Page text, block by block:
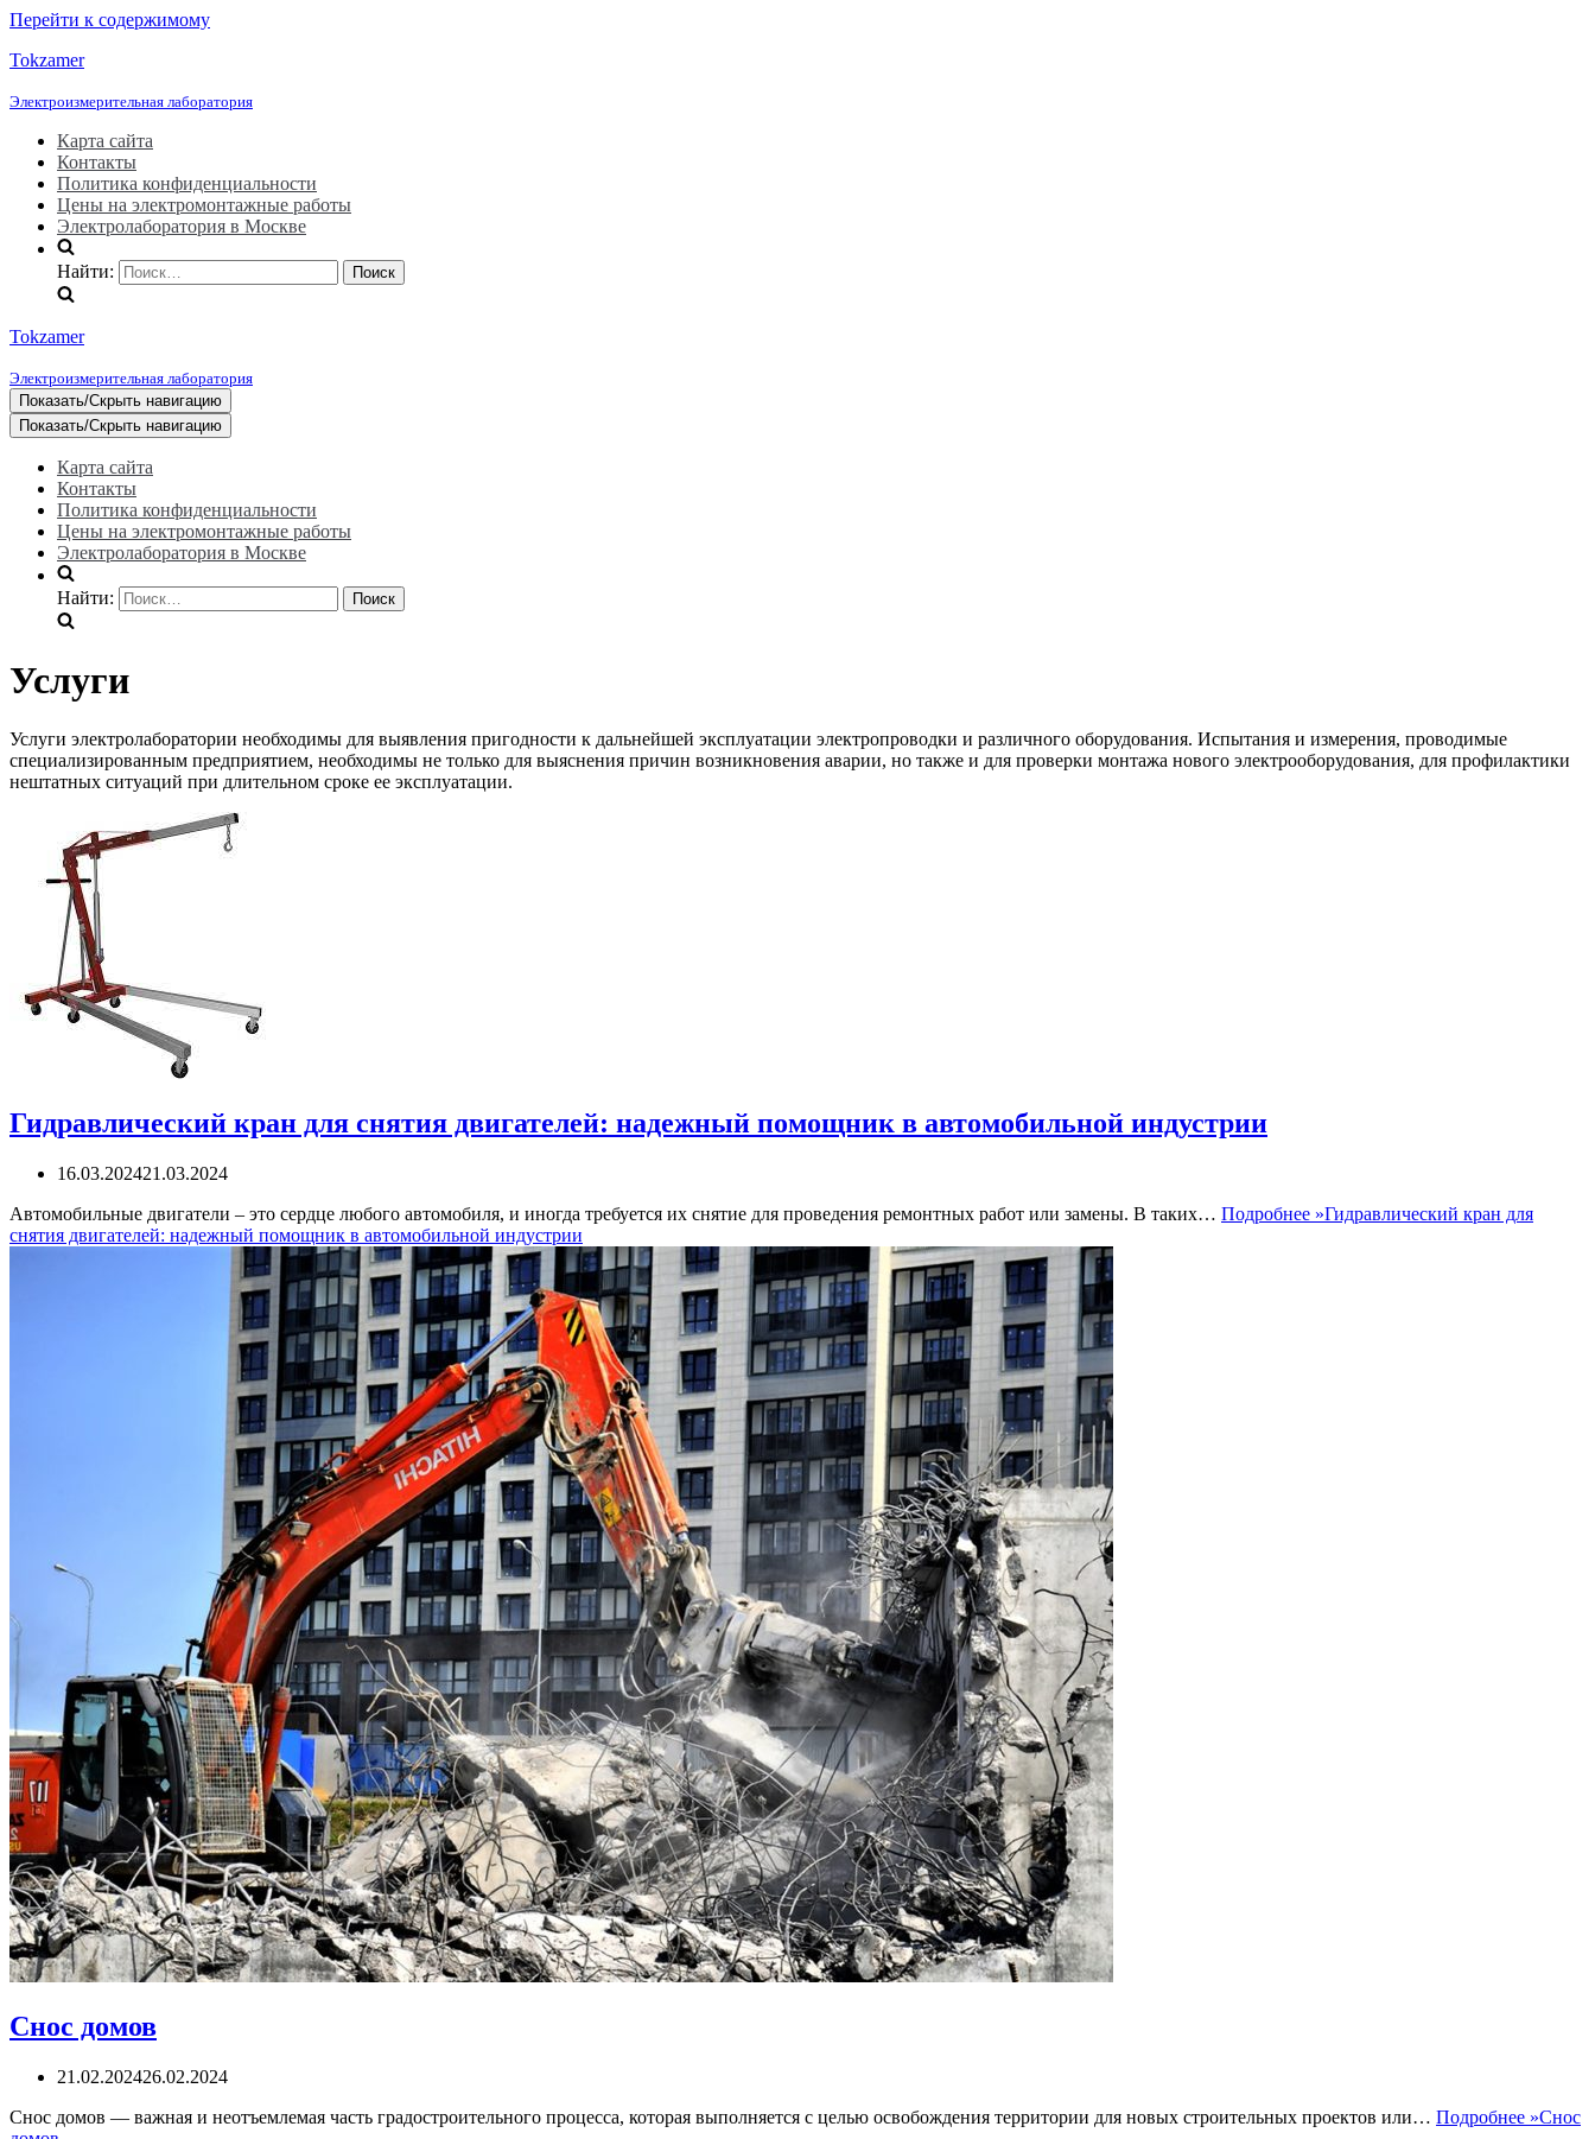
Перейти к содержимому
Tokzamer
Электроизмерительная лаборатория
Карта сайта
Контакты
Политика конфиденциальности
Цены на электромонтажные работы
Электролаборатория в Москве
Найти:
Tokzamer
Электроизмерительная лаборатория
Показать/Скрыть навигацию
Показать/Скрыть навигацию
Карта сайта
Контакты
Политика конфиденциальности
Цены на электромонтажные работы
Электролаборатория в Москве
Найти:
Услуги
Услуги электролаборатории необходимы для выявления пригодности к дальнейшей эксплуатации электропроводки и различного оборудования. Испытания и измерения, проводимые
специализированным предприятием, необходимы не только для выяснения причин возникновения аварии, но также и для проверки монтажа нового электрооборудования, для профилактики
нештатных ситуаций при длительном сроке ее эксплуатации.
Гидравлический кран для снятия двигателей: надежный помощник в автомобильной индустрии
16.03.202421.03.2024
Автомобильные двигатели – это сердце любого автомобиля, и иногда требуется их снятие для проведения ремонтных работ или замены. В таких… Подробнее »Гидравлический кран для
снятия двигателей: надежный помощник в автомобильной индустрии
Снос домов
21.02.202426.02.2024
Снос домов — важная и неотъемлемая часть градостроительного процесса, которая выполняется с целью освобождения территории для новых строительных проектов или… Подробнее »Снос